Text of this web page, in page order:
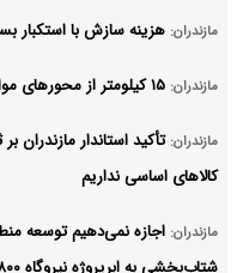
مازندران: هزینه سازش با استکبار
مازندران: ۱۵ کیلومتر از محورهای مواصلاتی تا پایان شهریور بهسازی می‌شود
مازندران: تأکید استاندار مازندران
کالاهای اساسی نداریم
مازندران: اجازه نمی‌دهیم توسعه